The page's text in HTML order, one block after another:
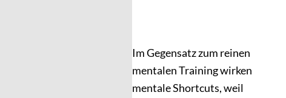
Im Gegensatz zum reinen
mentalen Training wirken
mentale Shortcuts, weil